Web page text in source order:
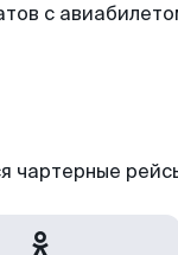
с
чартерные